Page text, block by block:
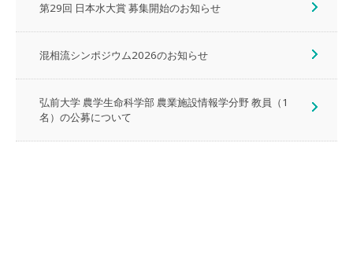
第29回 日本水大賞 募集開始のお知らせ
混相流シンポジウム2026のお知らせ
弘前大学 農学生命科学部 農業施設情報学分野 教員（1
名）の公募について